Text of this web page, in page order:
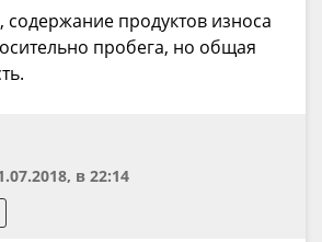
содержание продуктов износа
пробега, но общая
в 22:14